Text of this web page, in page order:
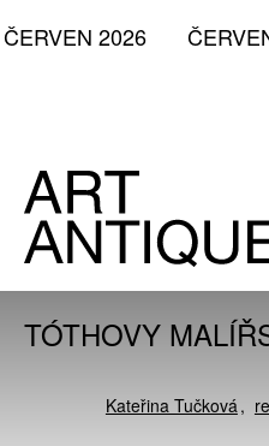
ČERVEN 2026
TÓTHOVY
Kateřina Tučková